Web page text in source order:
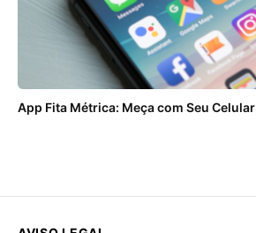
App Fita Métrica: Meça com Seu Celular